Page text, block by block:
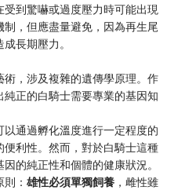
到驚嚇或過度壓力時可能出現
，但應盡量避免，因為再生尾
長期壓力。
，涉及複雜的遺傳學原理。作
正的白騎士需要專業的基因知
通過孵化溫度進行一定程度的
利性。然而，對於白騎士這種
的純正性和個體的健康狀況。
則：雄性必須單獨飼養 ，雌性雖